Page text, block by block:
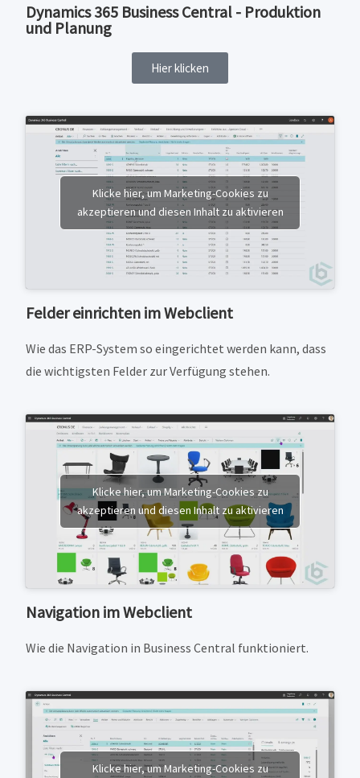
Dynamics 365 Business Central - Produktion
und Planung
Hier klicken
Klicke hier, um Marketing-Cookies zu
akzeptieren und diesen Inhalt zu aktivieren
Felder einrichten im Webclient
Wie das ERP-System so eingerichtet werden kann, dass
die wichtigsten Felder zur Verfügung stehen.
Klicke hier, um Marketing-Cookies zu
akzeptieren und diesen Inhalt zu aktivieren
Navigation im Webclient
Wie die Navigation in Business Central funktioniert.
Klicke hier, um Marketing-Cookies zu